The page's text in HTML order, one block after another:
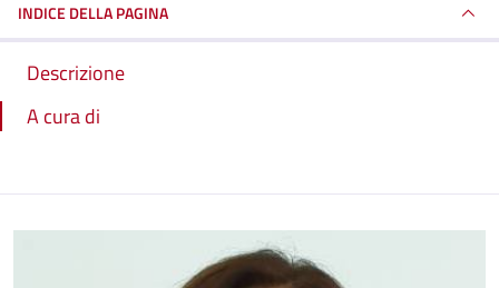
INDICE DELLA PAGINA
Descrizione
A cura di